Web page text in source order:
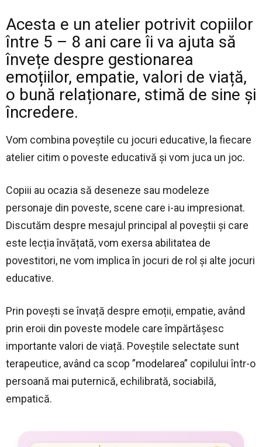
Acesta e un atelier potrivit copiilor
între 5 – 8 ani care îi va ajuta să
învețe despre gestionarea
emoțiilor, empatie, valori de viață,
o bună relaționare, stimă de sine și
încredere.
Vom combina poveștile cu jocuri educative, la fiecare
atelier citim o poveste educativă și vom juca un joc.
Copiii au ocazia să deseneze sau modeleze
personaje din poveste, scene care i-au impresionat.
Discutăm despre mesajul principal al poveștii și care
este lecția învățată, vom exersa abilitatea de
povestitori, ne vom implica în jocuri de rol și alte jocuri
educative.
Prin povești se învață despre emoții, empatie, având
prin eroii din poveste modele care împărtășesc
importante valori de viață. Poveștile selectate sunt
terapeutice, având ca scop ”modelarea” copilului într-o
persoană mai puternică, echilibrată, sociabilă,
empatică.